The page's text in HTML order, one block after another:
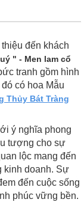
đến khách
" - Men lam cổ
tranh gồm hình
có hoa Mẫu
Thủy Bát Tràng
ý nghĩa phong
tượng cho sự
lộc mang đến
kinh doanh. Sự
đến cuộc sống
phúc vững bền.